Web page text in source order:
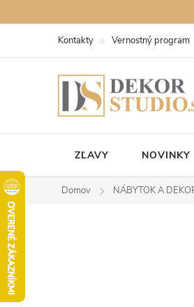
na
Kontakty Vernostný program
ZĽAVY NOVINKY
Domov NÁBYTOK A